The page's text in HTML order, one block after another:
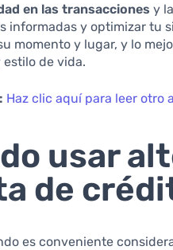
en las transacciones y
informadas y optimizar tu
momento y lugar, y lo
de vida.
Haz clic aquí para leer otro
usar
de
es conveniente